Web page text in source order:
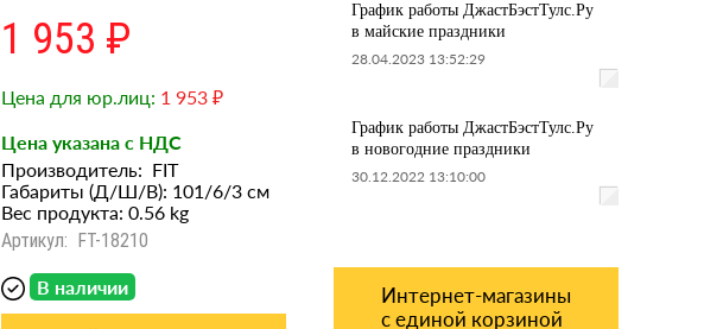
1 953 ₽
Цена для юр.лиц: 1 953 ₽
Цена указана с НДС
Производитель: FIT
Габариты (Д/Ш/В): 101/6/3 см
Вес продукта: 0.56 kg
Артикул: FT-18210
В наличии
График работы ДжастБэстТулс.Ру
в майские праздники
28.04.2023 13:52:29
График работы ДжастБэстТулс.Ру
в новогодние праздники
30.12.2022 13:10:00
Интернет-магазины
с единой корзиной